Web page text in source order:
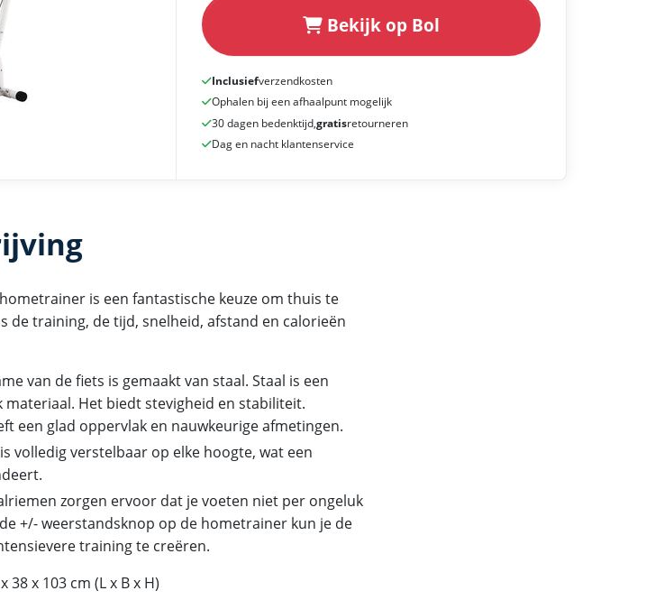
Bekijk op Bol
Inclusiefverzendkosten
Ophalen bij een afhaalpunt mogelijk
30 dagen bedenktijd,gratisretourneren
Dag en nacht klantenservice
is een fantastische keuze om thuis te
de training, de tijd, snelheid, afstand en calorieën
van de fiets is gemaakt van staal. Staal is een
Het biedt stevigheid en stabiliteit.
een glad oppervlak en nauwkeurige afmetingen.
volledig verstelbaar op elke hoogte, wat een
zorgen ervoor dat je voeten niet per ongeluk
+/- weerstandsknop op de hometrainer kun je de
training te creëren.
x 103 cm (L x B x H)